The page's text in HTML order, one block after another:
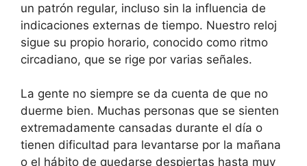
un patrón regular, incluso sin la influencia de
indicaciones externas de tiempo. Nuestro reloj
sigue su propio horario, conocido como ritmo
circadiano, que se rige por varias señales.
La gente no siempre se da cuenta de que no
duerme bien. Muchas personas que se sienten
extremadamente cansadas durante el día o
tienen dificultad para levantarse por la mañana
o el hábito de quedarse despiertas hasta muy